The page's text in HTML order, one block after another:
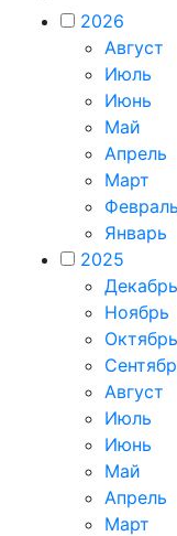
2026
Август
Июль
Июнь
Май
Апрель
Март
Февраль
Январь
2025
Декабрь
Ноябрь
Октябрь
Август
Июль
Июнь
Май
Апрель
Март